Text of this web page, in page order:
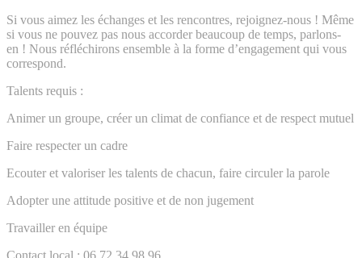
Si vous aimez les échanges et les rencontres, rejoignez-nous ! Même
si vous ne pouvez pas nous accorder beaucoup de temps, parlons-
en ! Nous réfléchirons ensemble à la forme d’engagement qui vous
correspond.
Talents requis :
Animer un groupe, créer un climat de confiance et de respect mutuel
Faire respecter un cadre
Ecouter et valoriser les talents de chacun, faire circuler la parole
Adopter une attitude positive et de non jugement
Travailler en équipe
Contact local : 06 72 34 98 96